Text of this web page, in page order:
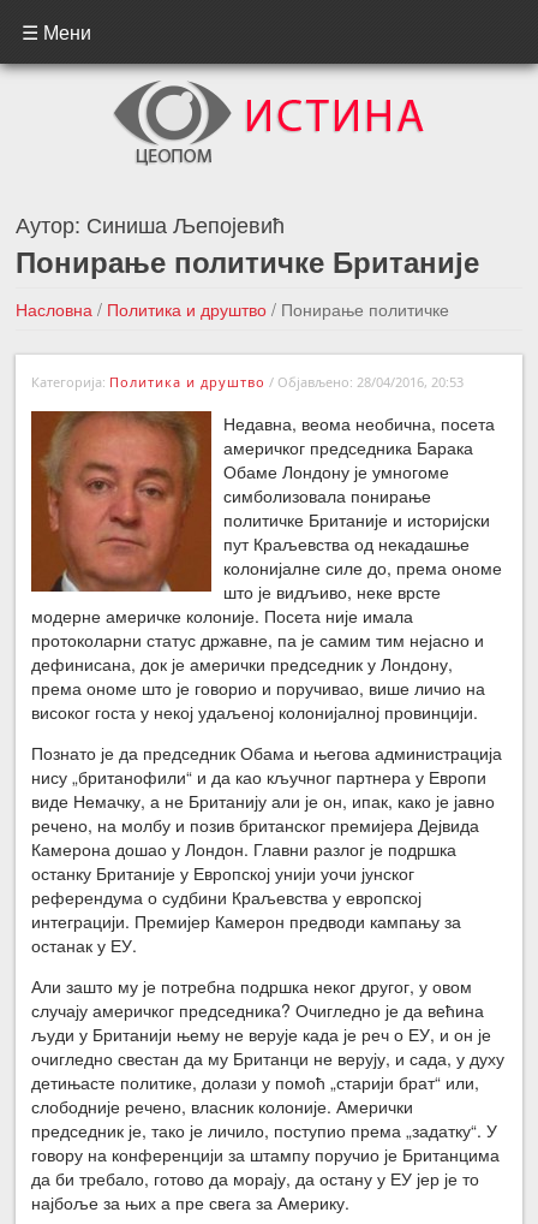
☰ Мени
Аутор: Синиша Љепојевић
Понирање политичке Британије
Насловна / Политика и друштво / Понирање политичке
Британије
←Претходна вест
Следећа вест →
Категорија: Политика и друштво / Објављено: 28/04/2016, 20:53
Недавна, веома необична, посета
америчког председника Барака
Обаме Лондону је умногоме
симболизовала понирање
политичке Британије и историјски
пут Краљевства од некадашње
колонијалне силе до, према ономе
што је видљиво, неке врсте
модерне америчке колоније. Посета није имала
протоколарни статус државне, па је самим тим нејасно и
дефинисана, док је амерички председник у Лондону,
према ономе што је говорио и поручивао, више личио на
високог госта у некој удаљеној колонијалној провинцији.
Познато је да председник Обама и његова администрација
нису „британофили“ и да као кључног партнера у Европи
виде Немачку, а не Британију али је он, ипак, како је јавно
речено, на молбу и позив британског премијера Дејвида
Камерона дошао у Лондон. Главни разлог је подршка
останку Британије у Европској унији уочи јунског
референдума о судбини Краљевства у европској
интеграцији. Премијер Камерон предводи кампању за
останак у ЕУ.
Али зашто му је потребна подршка неког другог, у овом
случају америчког председника? Очигледно је да већина
људи у Британији њему не верује када је реч о ЕУ, и он је
очигледно свестан да му Британци не верују, и сада, у духу
детињасте политике, долази у помоћ „старији брат“ или,
слободније речено, власник колоније. Амерички
председник је, тако је личило, поступио према „задатку“. У
говору на конференцији за штампу поручио је Британцима
да би требало, готово да морају, да остану у ЕУ јер је то
најбоље за њих а пре свега за Америку.